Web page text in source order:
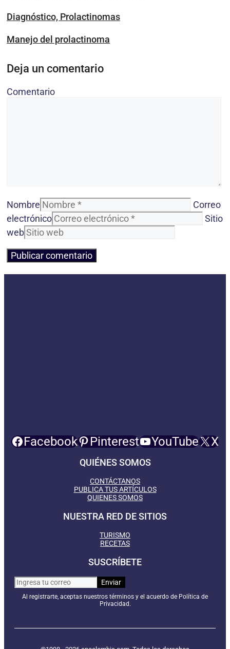
Diagnóstico, Prolactinomas
Manejo del prolactinoma
Deja un comentario
Comentario
Nombre
Correo
electrónico
Sitio
web
Facebook Pinterest YouTube X
QUIÉNES SOMOS
CONTÁCTANOS
PUBLICA TUS ARTÍCULOS
QUIENES SOMOS
NUESTRA RED DE SITIOS
TURISMO
RECETAS
SUSCRÍBETE
Al registrarte, aceptas nuestros términos y el acuerdo de Política de
Privacidad.